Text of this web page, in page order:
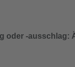
oder -